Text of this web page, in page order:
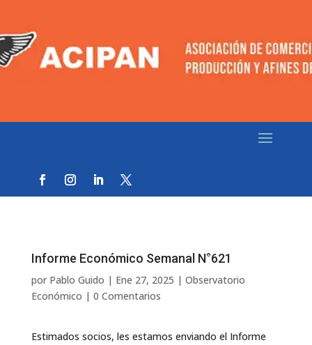
Informe Económico Semanal N°621
por Pablo Guido | Ene 27, 2025 | Observatorio
Económico | 0 Comentarios
Estimados socios, les estamos enviando el Informe